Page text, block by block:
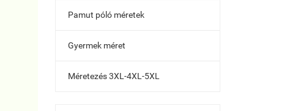
Pamut póló méretek
Gyermek méret
Méretezés 3XL-4XL-5XL